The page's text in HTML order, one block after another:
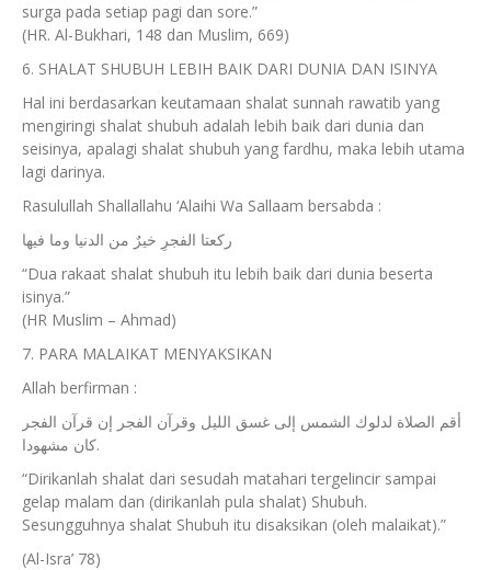
surga pada setiap pagi dan sore.”
(HR. Al-Bukhari, 148 dan Muslim, 669)
6. SHALAT SHUBUH LEBIH BAIK DARI DUNIA DAN ISINYA
Hal ini berdasarkan keutamaan shalat sunnah rawatib yang
mengiringi shalat shubuh adalah lebih baik dari dunia dan
seisinya, apalagi shalat shubuh yang fardhu, maka lebih utama
lagi darinya.
Rasulullah Shallallahu ‘Alaihi Wa Sallaam bersabda :
ركعتا الفجرِ خيرٌ من الدنيا وما فيها
“Dua rakaat shalat shubuh itu lebih baik dari dunia beserta
isinya.”
(HR Muslim – Ahmad)
7. PARA MALAIKAT MENYAKSIKAN
Allah berfirman :
أقم الصلاة لدلوك الشمس إلى غسق الليل وقرآن الفجر إن قرآن الفجر
كان مشهودا.
“Dirikanlah shalat dari sesudah matahari tergelincir sampai
gelap malam dan (dirikanlah pula shalat) Shubuh.
Sesungguhnya shalat Shubuh itu disaksikan (oleh malaikat).”
(Al-Isra’ 78)